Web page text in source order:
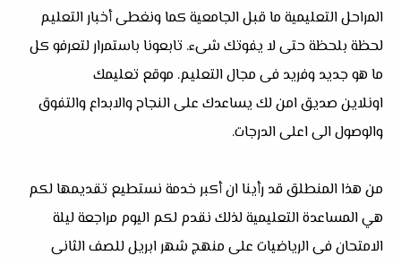
المراحل التعليمية ما قبل الجامعية كما ونغطى أخبار التعليم
لحظة بلحظة حتى لا يفوتك شىء. تابعونا باستمرار لتعرفو كل
ما هو جديد وفريد فى مجال التعليم. موقع تعليمك
اونلاين صديق امن لك يساعدك على النجاح والابداع والتفوق
والوصول الى اعلى الدرجات.
من هذا المنطلق قد رأينا ان أكبر خدمة نستطيع تقديمها لكم
هي المساعدة التعليمية لذلك نقدم لكم اليوم مراجعة ليلة
الامتحان فى الرياضيات على منهج شهر ابريل للصف الثانى